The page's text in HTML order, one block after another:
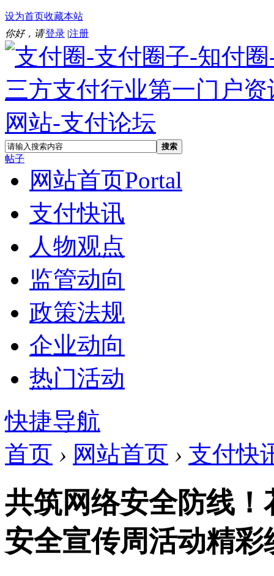
设为首页收藏本站
你好，请登录 |注册
帖子
搜索
网站首页Portal
支付快讯
人物观点
监管动向
政策法规
企业动向
热门活动
快捷导航
首页 › 网站首页 › 支付快
共筑网络安全防线！
安全宣传周活动精彩